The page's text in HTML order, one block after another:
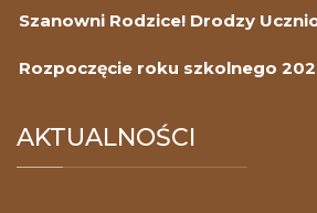
Szanowni Rodzice! Drodzy
Rozpoczęcie roku szkolnego
AKTUALNOŚCI